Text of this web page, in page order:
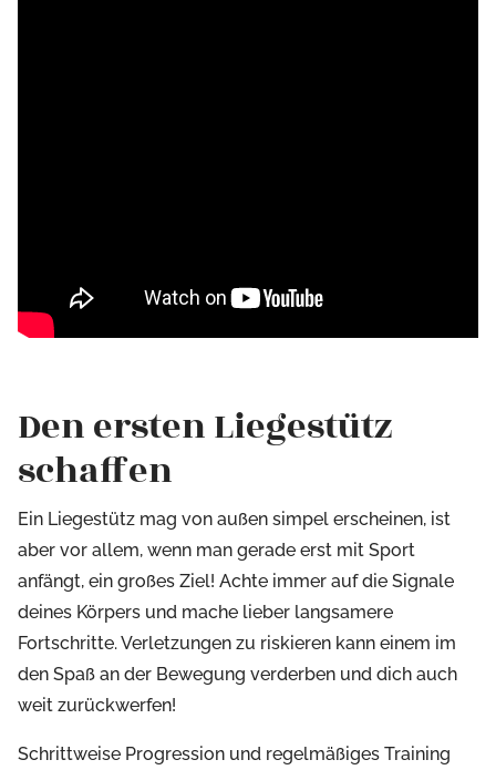
Den ersten Liegestütz
schaffen
Ein Liegestütz mag von außen simpel erscheinen, ist
aber vor allem, wenn man gerade erst mit Sport
anfängt, ein großes Ziel! Achte immer auf die Signale
deines Körpers und mache lieber langsamere
Fortschritte. Verletzungen zu riskieren kann einem im
den Spaß an der Bewegung verderben und dich auch
weit zurückwerfen!
Schrittweise Progression und regelmäßiges Training